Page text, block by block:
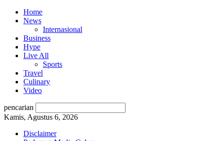
Home
News
Internasional
Business
Hype
Live All
Sports
Travel
Culinary
Video
pencarian
Kamis, Agustus 6, 2026
Disclaimer